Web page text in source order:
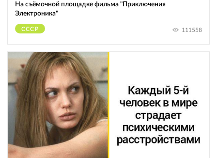
На съёмочной площадке фильма "Приключения
Электроника"
СССР 111558